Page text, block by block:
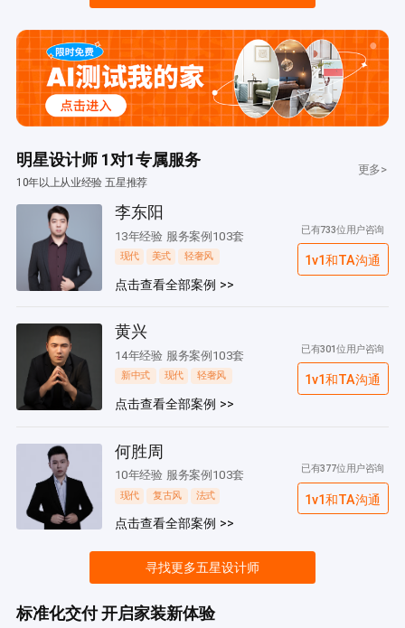
明星设计师 1对1专属服务
10年以上从业经验 五星推荐
更多>
李东阳
13年经验 服务案例103套
现代 美式 轻奢风
点击查看全部案例 >>
已有733位用户咨询
1v1和TA沟通
黄兴
14年经验 服务案例103套
新中式 现代 轻奢风
点击查看全部案例 >>
已有301位用户咨询
1v1和TA沟通
何胜周
10年经验 服务案例103套
现代 复古风 法式
点击查看全部案例 >>
已有377位用户咨询
1v1和TA沟通
寻找更多五星设计师
标准化交付 开启家装新体验